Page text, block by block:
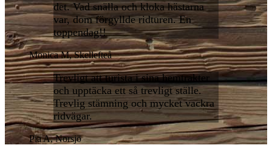
det. Vad snälla och kloka hästarna
var, dom förgyllde ridturen. En
toppendag!!
Monica M, Skellefteå
Trevligt att turista i sina hemtrakter
och upptäcka ett så trevligt ställe.
Trevlig stämning och mycket vackra
ridvägar.
Pia A, Norsjö